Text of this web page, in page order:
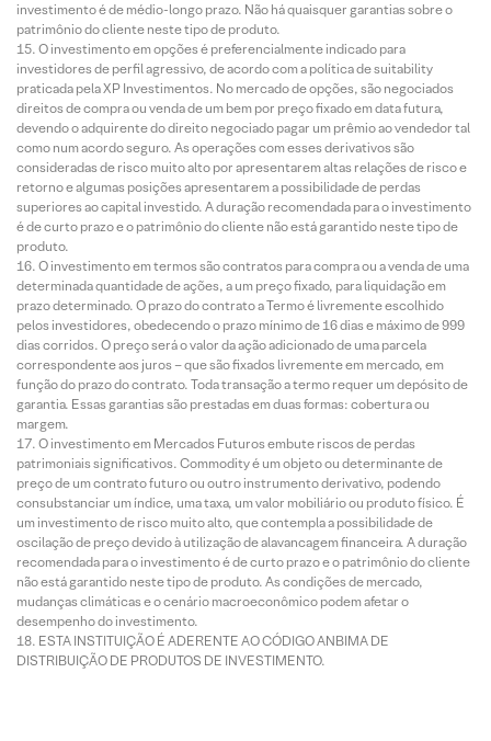
investimento é de médio-longo prazo. Não há quaisquer garantias sobre o
patrimônio do cliente neste tipo de produto.
O investimento em opções é preferencialmente indicado para
investidores de perfil agressivo, de acordo com a política de suitability
praticada pela XP Investimentos. No mercado de opções, são negociados
direitos de compra ou venda de um bem por preço fixado em data futura,
devendo o adquirente do direito negociado pagar um prêmio ao vendedor tal
como num acordo seguro. As operações com esses derivativos são
consideradas de risco muito alto por apresentarem altas relações de risco e
retorno e algumas posições apresentarem a possibilidade de perdas
superiores ao capital investido. A duração recomendada para o investimento
é de curto prazo e o patrimônio do cliente não está garantido neste tipo de
produto.
O investimento em termos são contratos para compra ou a venda de uma
determinada quantidade de ações, a um preço fixado, para liquidação em
prazo determinado. O prazo do contrato a Termo é livremente escolhido
pelos investidores, obedecendo o prazo mínimo de 16 dias e máximo de 999
dias corridos. O preço será o valor da ação adicionado de uma parcela
correspondente aos juros – que são fixados livremente em mercado, em
função do prazo do contrato. Toda transação a termo requer um depósito de
garantia. Essas garantias são prestadas em duas formas: cobertura ou
margem.
O investimento em Mercados Futuros embute riscos de perdas
patrimoniais significativos. Commodity é um objeto ou determinante de
preço de um contrato futuro ou outro instrumento derivativo, podendo
consubstanciar um índice, uma taxa, um valor mobiliário ou produto físico. É
um investimento de risco muito alto, que contempla a possibilidade de
oscilação de preço devido à utilização de alavancagem financeira. A duração
recomendada para o investimento é de curto prazo e o patrimônio do cliente
não está garantido neste tipo de produto. As condições de mercado,
mudanças climáticas e o cenário macroeconômico podem afetar o
desempenho do investimento.
ESTA INSTITUIÇÃO É ADERENTE AO CÓDIGO ANBIMA DE
DISTRIBUIÇÃO DE PRODUTOS DE INVESTIMENTO.